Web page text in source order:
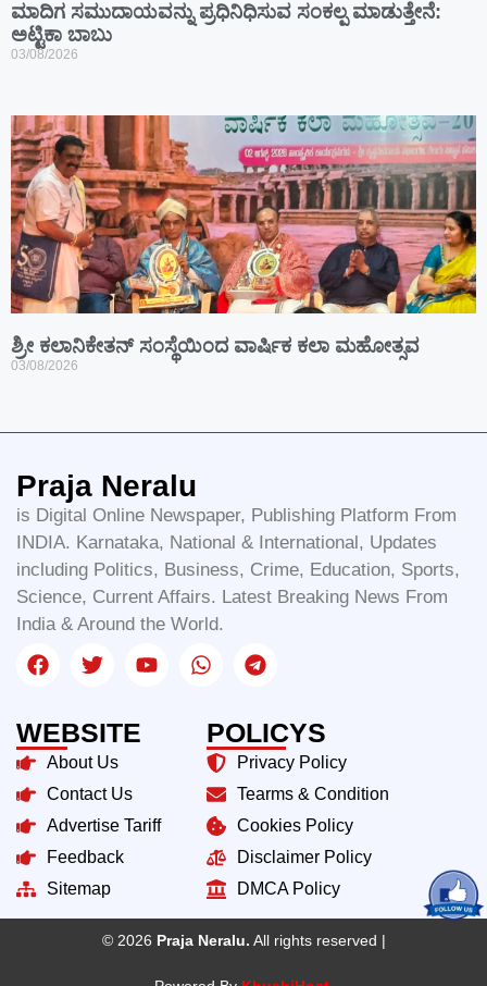
ಮಾದಿಗ ಸಮುದಾಯವನ್ನು ಪ್ರಧಿನಿಧಿಸುವ ಸಂಕಲ್ಪ ಮಾಡುತ್ತೇನೆ:
ಅಟ್ಟಿಕಾ ಬಾಬು
03/08/2026
ಶ್ರೀ ಕಲಾನಿಕೇತನ್ ಸಂಸ್ಥೆಯಿಂದ ವಾರ್ಷಿಕ ಕಲಾ ಮಹೋತ್ಸವ
03/08/2026
Praja Neralu
is Digital Online Newspaper, Publishing Platform From
INDIA. Karnataka, National & International, Updates
including Politics, Business, Crime, Education, Sports,
Science, Current Affairs. Latest Breaking News From
India & Around the World.
WEBSITE
About Us
Contact Us
Advertise Tariff
Feedback
Sitemap
POLICYS
Privacy Policy
Tearms & Condition
Cookies Policy
Disclaimer Policy
DMCA Policy
© 2026 Praja Neralu. All rights reserved |